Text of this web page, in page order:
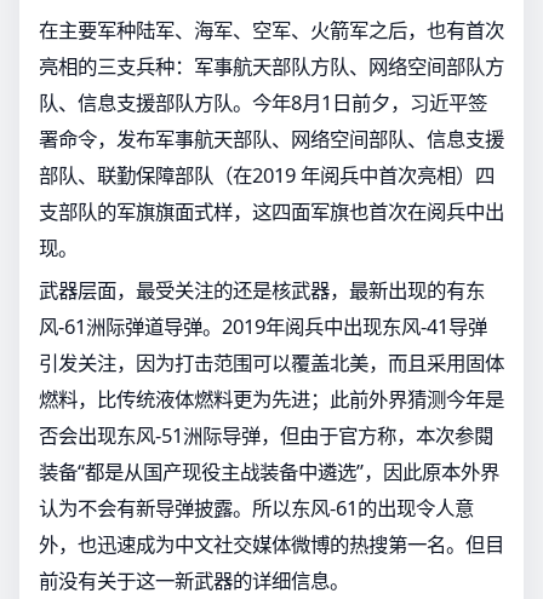
在主要军种陆军、海军、空军、火箭军之后，也有首次
亮相的三支兵种：军事航天部队方队、网络空间部队方
队、信息支援部队方队。今年8月1日前夕，习近平签
署命令，发布军事航天部队、网络空间部队、信息支援
部队、联勤保障部队（在2019 年阅兵中首次亮相）四
支部队的军旗旗面式样，这四面军旗也首次在阅兵中出
现。
武器层面，最受关注的还是核武器，最新出现的有东
风-61洲际弹道导弹。2019年阅兵中出现东风-41导弹
引发关注，因为打击范围可以覆盖北美，而且采用固体
燃料，比传统液体燃料更为先进；此前外界猜测今年是
否会出现东风-51洲际导弹，但由于官方称，本次参閱
装备“都是从国产现役主战装备中遴选”，因此原本外界
认为不会有新导弹披露。所以东风-61的出现令人意
外，也迅速成为中文社交媒体微博的热搜第一名。但目
前没有关于这一新武器的详细信息。